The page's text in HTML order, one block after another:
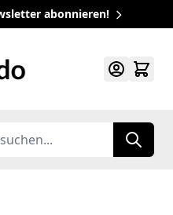
abonnieren!